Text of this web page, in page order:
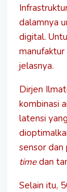
dalamnya
digital.
jelasnya.
Dirjen
kombinasi
latensi
sensor dan
timedan
Selain itu,